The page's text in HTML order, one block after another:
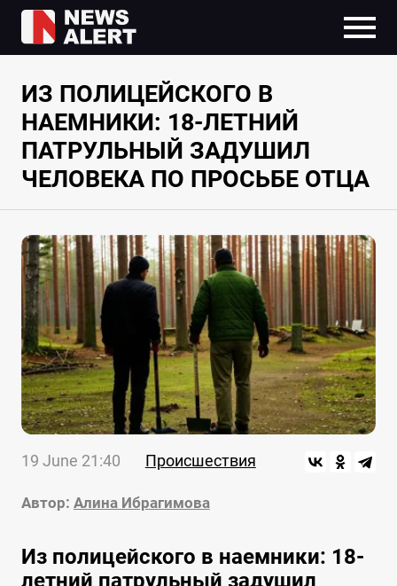
ИЗ ПОЛИЦЕЙСКОГО В
НАЕМНИКИ: 18-ЛЕТНИЙ
ПАТРУЛЬНЫЙ ЗАДУШИЛ
ЧЕЛОВЕКА ПО ПРОСЬБЕ ОТЦА
19 June 21:40 Происшествия
Автор: Алина Ибрагимова
Из полицейского в наемники: 18-
летний патрульный задушил